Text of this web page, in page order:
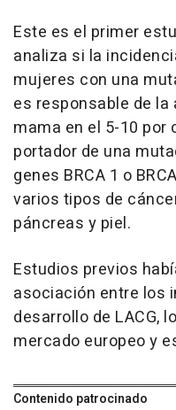
Este es el primer
analiza si la
mujeres con una
es responsable de
mama en el 5-10
portador de una
genes BRCA 1 o
varios tipos de
páncreas y piel.
Estudios previos
asociación entre los
desarrollo de LACG,
mercado europeo y
Contenido patrocinado